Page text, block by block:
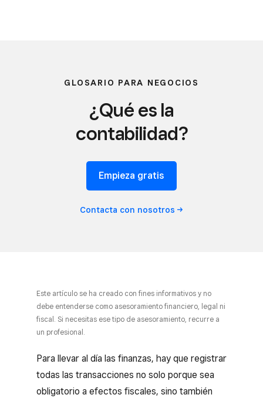
GLOSARIO PARA NEGOCIOS
¿Qué es la
contabilidad?
Empieza gratis
Contacta con nosotros
Este artículo se ha creado con fines informativos y no
debe entenderse como asesoramiento financiero, legal ni
fiscal. Si necesitas ese tipo de asesoramiento, recurre a
un profesional.
Para llevar al día las finanzas, hay que registrar
todas las transacciones no solo porque sea
obligatorio a efectos fiscales, sino también